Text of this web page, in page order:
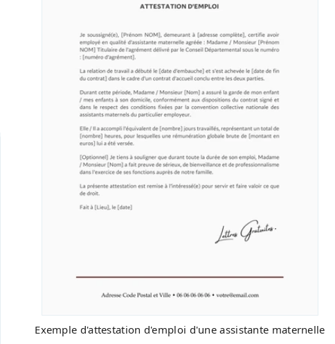
Exemple d'attestation d'emploi d'une assistante maternelle